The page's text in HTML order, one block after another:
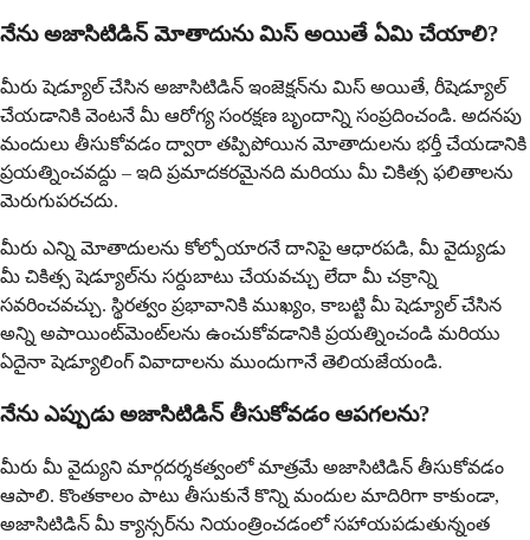
నేను అజాసిటిడిన్ మోతాదును మిస్ అయితే ఏమి చేయాలి?
మీరు షెడ్యూల్ చేసిన అజాసిటిడిన్ ఇంజెక్షన్‌ను మిస్ అయితే, రీషెడ్యూల్
చేయడానికి వెంటనే మీ ఆరోగ్య సంరక్షణ బృందాన్ని సంప్రదించండి. అదనపు
మందులు తీసుకోవడం ద్వారా తప్పిపోయిన మోతాదులను భర్తీ చేయడానికి
ప్రయత్నించవద్దు – ఇది ప్రమాదకరమైనది మరియు మీ చికిత్స ఫలితాలను
మెరుగుపరచదు.
మీరు ఎన్ని మోతాదులను కోల్పోయారనే దానిపై ఆధారపడి, మీ వైద్యుడు
మీ చికిత్స షెడ్యూల్‌ను సర్దుబాటు చేయవచ్చు లేదా మీ చక్రాన్ని
సవరించవచ్చు. స్థిరత్వం ప్రభావానికి ముఖ్యం, కాబట్టి మీ షెడ్యూల్ చేసిన
అన్ని అపాయింట్‌మెంట్‌లను ఉంచుకోవడానికి ప్రయత్నించండి మరియు
ఏదైనా షెడ్యూలింగ్ వివాదాలను ముందుగానే తెలియజేయండి.
నేను ఎప్పుడు అజాసిటిడిన్ తీసుకోవడం ఆపగలను?
మీరు మీ వైద్యుని మార్గదర్శకత్వంలో మాత్రమే అజాసిటిడిన్ తీసుకోవడం
ఆపాలి. కొంతకాలం పాటు తీసుకునే కొన్ని మందుల మాదిరిగా కాకుండా,
అజాసిటిడిన్ మీ క్యాన్సర్‌ను నియంత్రించడంలో సహాయపడుతున్నంత